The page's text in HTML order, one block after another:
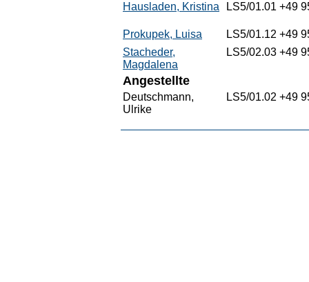
Hausladen, Kristina LS5/01.01 +49
Prokupek, Luisa LS5/01.12 +49
Stacheder,
Magdalena
LS5/02.03 +49
Angestellte
Deutschmann,
Ulrike
LS5/01.02 +49